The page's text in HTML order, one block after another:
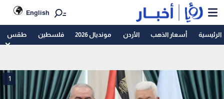
English
الرئيسية أسعار الذهب الأردن مونديال 2026 فلسطين طقس
1